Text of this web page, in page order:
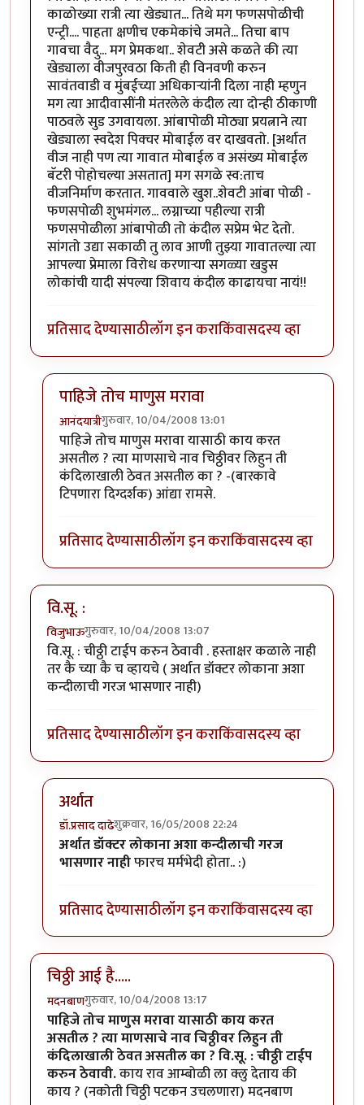
काळोख्या रात्री त्या खेड्यात... तिथे मग फणसपोळीची
एन्ट्री.... पाहता क्षणीच एकमेकांचे जमते... तिचा बाप
गावचा वैदु... मग प्रेमकथा.. शेवटी असे कळते की त्या
खेड्याला वीजपुरवठा किती ही विनवणी करुन
सावंतवाडी व मुंबईच्या अधिकार्‍यांनी दिला नाही म्हणुन
मग त्या आदीवासींनी मंतरलेले कंदील त्या दोन्ही ठीकाणी
पाठवले सुड उगवायला. आंबापोळी मोठ्या प्रयत्नाने त्या
खेड्याला स्वदेश पिक्चर मोबाईल वर दाखवतो. [अर्थात
वीज नाही पण त्या गावात मोबाईल व असंख्य मोबाईल
बॅटरी पोहोचल्या असतात] मग सगळे स्व:ताच
वीजनिर्माण करतात. गाववाले खुश..शेवटी आंबा पोळी -
फणसपोळी शुभमंगल... लग्नाच्या पहील्या रात्री
फणसपोळीला आंबापोळी तो कंदील सप्रेम भेट देतो.
सांगतो उद्या सकाळी तु लाव आणी तुझ्या गावातल्या त्या
आपल्या प्रेमाला विरोध करणार्‍या सगळ्या खडुस
लोकांची यादी संपल्या शिवाय कंदील काढायचा नायं!!
प्रतिसाद देण्यासाठीलॉग इन कराकिंवासदस्य व्हा
पाहिजे तोच माणुस मरावा
आनंदयात्रीगुरुवार, 10/04/2008 13:01
In reply toकंदील भाग २byसहज
पाहिजे तोच माणुस मरावा यासाठी काय करत
असतील ? त्या माणसाचे नाव चिठ्ठीवर लिहुन ती
कंदिलाखाली ठेवत असतील का ? -(बारकावे
टिपणारा दिग्दर्शक) आंद्या रामसे.
प्रतिसाद देण्यासाठीलॉग इन कराकिंवासदस्य व्हा
वि.सू. :
विजुभाऊगुरुवार, 10/04/2008 13:07
वि.सू. : चीठ्ठी टाईप करुन ठेवावी . हस्ताक्षर कळाले नाही
तर कै च्या कै च व्हायचे ( अर्थात डॉक्टर लोकाना अशा
कन्दीलाची गरज भासणार नाही)
प्रतिसाद देण्यासाठीलॉग इन कराकिंवासदस्य व्हा
अर्थात
डॉ.प्रसाद दाढेशुक्रवार, 16/05/2008 22:24
In reply toवि.सू. :byविजुभाऊ
अर्थात डॉक्टर लोकाना अशा कन्दीलाची गरज
भासणार नाहीफारच मर्मभेदी होता.. :)
प्रतिसाद देण्यासाठीलॉग इन कराकिंवासदस्य व्हा
चिठ्ठी आई है.....
मदनबाणगुरुवार, 10/04/2008 13:17
पाहिजे तोच माणुस मरावा यासाठी काय करत
असतील ? त्या माणसाचे नाव चिठ्ठीवर लिहुन ती
कंदिलाखाली ठेवत असतील का ?वि.सू. : चीठ्ठी टाईप
करुन ठेवावी.काय राव आम्बोळी ला क्लु देताय की
काय ? (नकोती चिठ्ठी पटकन उचलणारा) मदनबाण